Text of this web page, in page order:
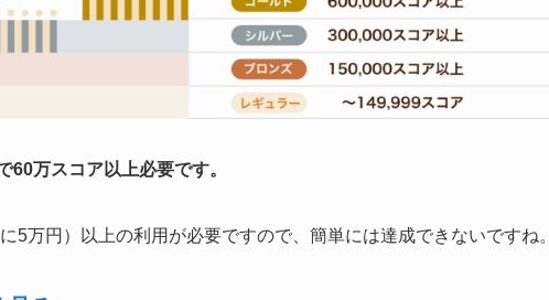
60万スコア以上必要です。
5万円）以上の利用が必要ですので、簡単には達成できないですね。